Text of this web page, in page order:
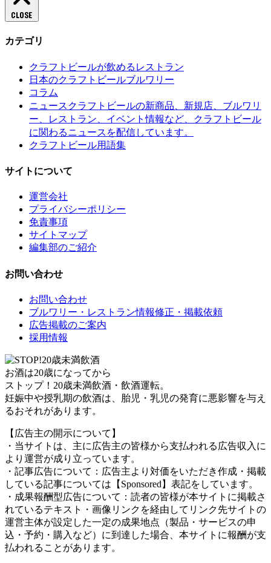
CLOSE
カテゴリ
クラフトビールが飲めるレストラン
日本のクラフトビールブルワリー
コラム
ニュース クラフトビールの新商品、新規店、ブルワリ
ー、レストラン、イベント情報など、クラフトビール
に関わるニュースを配信しています。
クラフトビール用語集
サイトについて
運営会社
プライバシーポリシー
免責事項
サイトマップ
編集部のご紹介
お問い合わせ
お問い合わせ
ブルワリー・レストラン情報修正・掲載依頼
広告掲載のご案内
採用情報
お酒は20歳になってから
ストップ！20歳未満飲酒・飲酒運転。
妊娠中や授乳期の飲酒は、胎児・乳児の発育に悪影響を与え
るおそれがあります。
【広告主の開示について】
・当サイトは、主に広告主の皆様から支払われる広告収入に
より運営が成り立っています。
・記事広告について：広告主より対価をいただき作成・掲載
している記事については【Sponsored】表記をしています。
・成果報酬型広告について：読者の皆様が本サイトに掲載さ
れているテキスト・画像リンクを経由してリンク先サイトの
運営主体が設定した一定の成果地点（製品・サービスの申
込・予約・購入など）に到達した場合、本サイトに報酬が支
払われることがあります。